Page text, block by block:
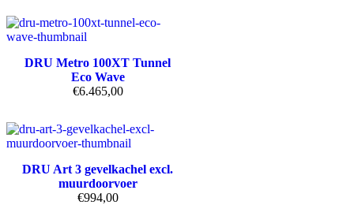
DRU Metro 100XT Tunnel
Eco Wave
€6.465,00
DRU Art 3 gevelkachel excl.
muurdoorvoer
€994,00